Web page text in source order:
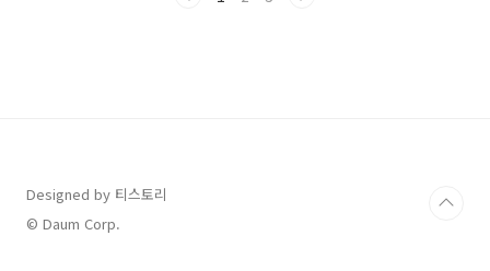
Designed by 티스토리
© Daum Corp.